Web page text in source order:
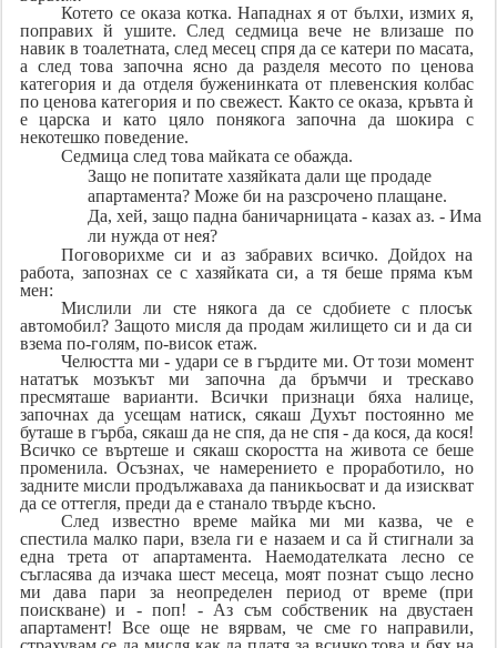
Котето се оказа котка. Нападнах я от бълхи, измих я,
поправих й ушите. След седмица вече не влизаше по
навик в тоалетната, след месец спря да се катери по масата,
а след това започна ясно да разделя месото по ценова
категория и да отделя буженинката от плевенския колбас
по ценова категория и по свежест. Както се оказа, кръвта ѝ
е царска и като цяло понякога започна да шокира с
некотешко поведение.
Седмица след това майката се обажда.
Защо не попитате хазяйката дали ще продаде
апартамента? Може би на разсрочено плащане.
Да, хей, защо падна баничарницата - казах аз. - Има
ли нужда от нея?
Поговорихме си и аз забравих всичко. Дойдох на
работа, запознах се с хазяйката си, а тя беше пряма към
мен:
Мислили ли сте някога да се сдобиете с плосък
автомобил? Защото мисля да продам жилището си и да си
взема по-голям, по-висок етаж.
Челюстта ми - удари се в гърдите ми. От този момент
нататък мозъкът ми започна да бръмчи и трескаво
пресмяташе варианти. Всички признаци бяха налице,
започнах да усещам натиск, сякаш Духът постоянно ме
буташе в гърба, сякаш да не спя, да не спя - да кося, да кося!
Всичко се въртеше и сякаш скоростта на живота се беше
променила. Осъзнах, че намерението е проработило, но
задните мисли продължаваха да паникьосват и да изискват
да се оттегля, преди да е станало твърде късно.
След известно време майка ми ми казва, че е
спестила малко пари, взела ги е назаем и са й стигнали за
една трета от апартамента. Наемодателката лесно се
съгласява да изчака шест месеца, моят познат също лесно
ми дава пари за неопределен период от време (при
поискване) и - поп! - Аз съм собственик на двустаен
апартамент! Все още не вярвам, че сме го направили,